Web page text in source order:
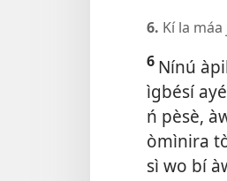
6. Kí la
6 Nínú
ìgbésí
ń pèsè,
òmìnira
sì wo bí